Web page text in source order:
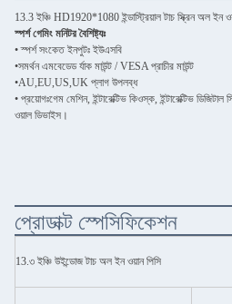
13.3 ইঞ্চি HD1920*1080 ইন্ডাস্ট্রিয়াল টাচ স্ক্রিন অল ইন
স্পর্শ গেমিং মনিটর বৈশিষ্ট্যঃ
• স্পর্শ সংকেত ইনপুটঃ ইউএসবি
•সমর্থন এমবেডেড র্যাক মাউন্ট / VESA প্রাচীর মাউন্ট
•AU,EU,US,UK প্লাগ উপলব্ধ
• প্রয়োগঃগেম মেশিন, ইন্টারেক্টিভ কিওস্ক, ইন্টারেক্টিভ
ওয়াল ডিভাইস।
প্রোডাক্ট স্পেসিফিকেশন
13.৩ ইঞ্চি উইন্ডোজ টাচ অল ইন ওয়ান পিসি